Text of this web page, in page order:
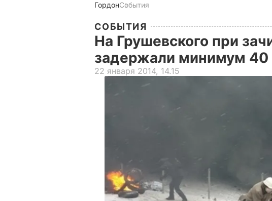
ГордонСобытия
СОБЫТИЯ
На Грушевского при
задержали минимум 40
22 января 2014, 14.15